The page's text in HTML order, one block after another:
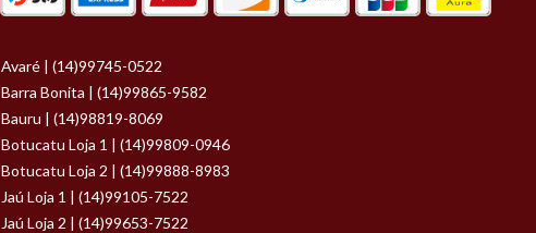
Avaré | (14)99745-0522
Barra Bonita | (14)99865-9582
Bauru | (14)98819-8069
Botucatu Loja 1 | (14)99809-0946
Botucatu Loja 2 | (14)99888-8983
Jaú Loja 1 | (14)99105-7522
Jaú Loja 2 | (14)99653-7522